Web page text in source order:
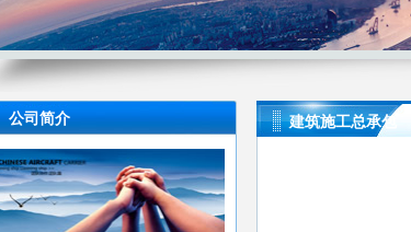
公司简介 建筑施工总承包